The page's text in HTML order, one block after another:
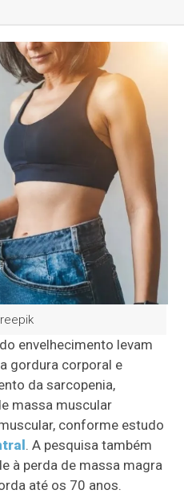
envelhecimento levam
gordura corporal e
da sarcopenia,
massa muscular
conforme estudo
. A pesquisa também
à perda de massa magra
até os 70 anos.